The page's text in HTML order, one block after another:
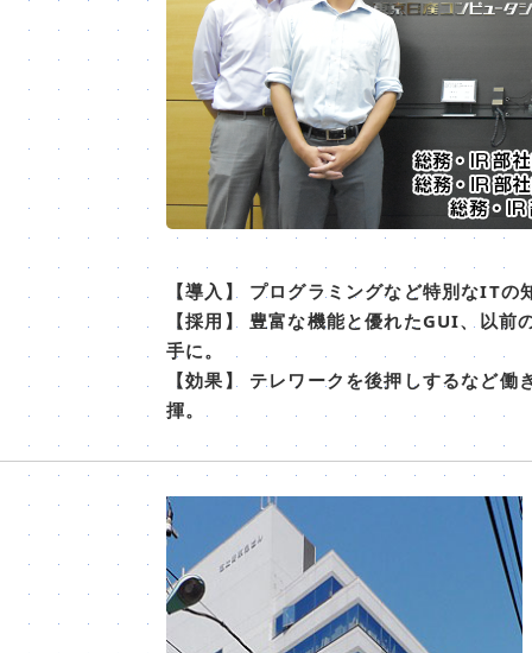
【導入】 プログラミングなど特別なIT
【採用】 豊富な機能と優れたGUI、以
手に。
【効果】 テレワークを後押しするなど
揮。